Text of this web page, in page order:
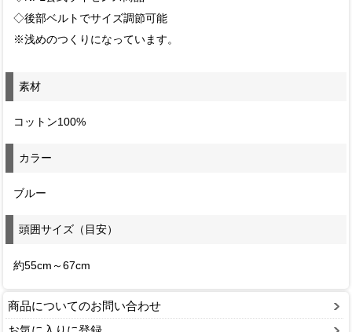
◇後部ベルトでサイズ調節可能
※浅めのつくりになっています。
素材
コットン100%
カラー
ブルー
頭囲サイズ（目安）
約55cm～67cm
商品についてのお問い合わせ